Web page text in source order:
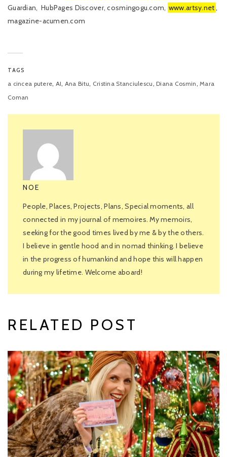
Guardian, HubPages Discover, cosmingogu.com, www.artsy.net,
magazine-acumen.com
TAGS
a cincea putere, AI, Ana Bitu, Cristina Stanciulescu,Diana Cosmin,Mara
Coman
NOE
People, Places, Projects, Plans, Special moments, all
connected in my journal of memoires. My memoirs,
seeking for the good times lived by me & by the others.
I believe in gentle hood and in nomad thinking. I believe
in the progress of humankind and hope this will happen
during my lifetime. Welcome aboard!
RELATED POST